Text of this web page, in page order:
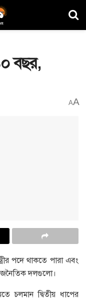
বছর,
AA
পদে থাকতে পারা এবং
দলগুলো।
চলমান দ্বিতীয় ধাপের